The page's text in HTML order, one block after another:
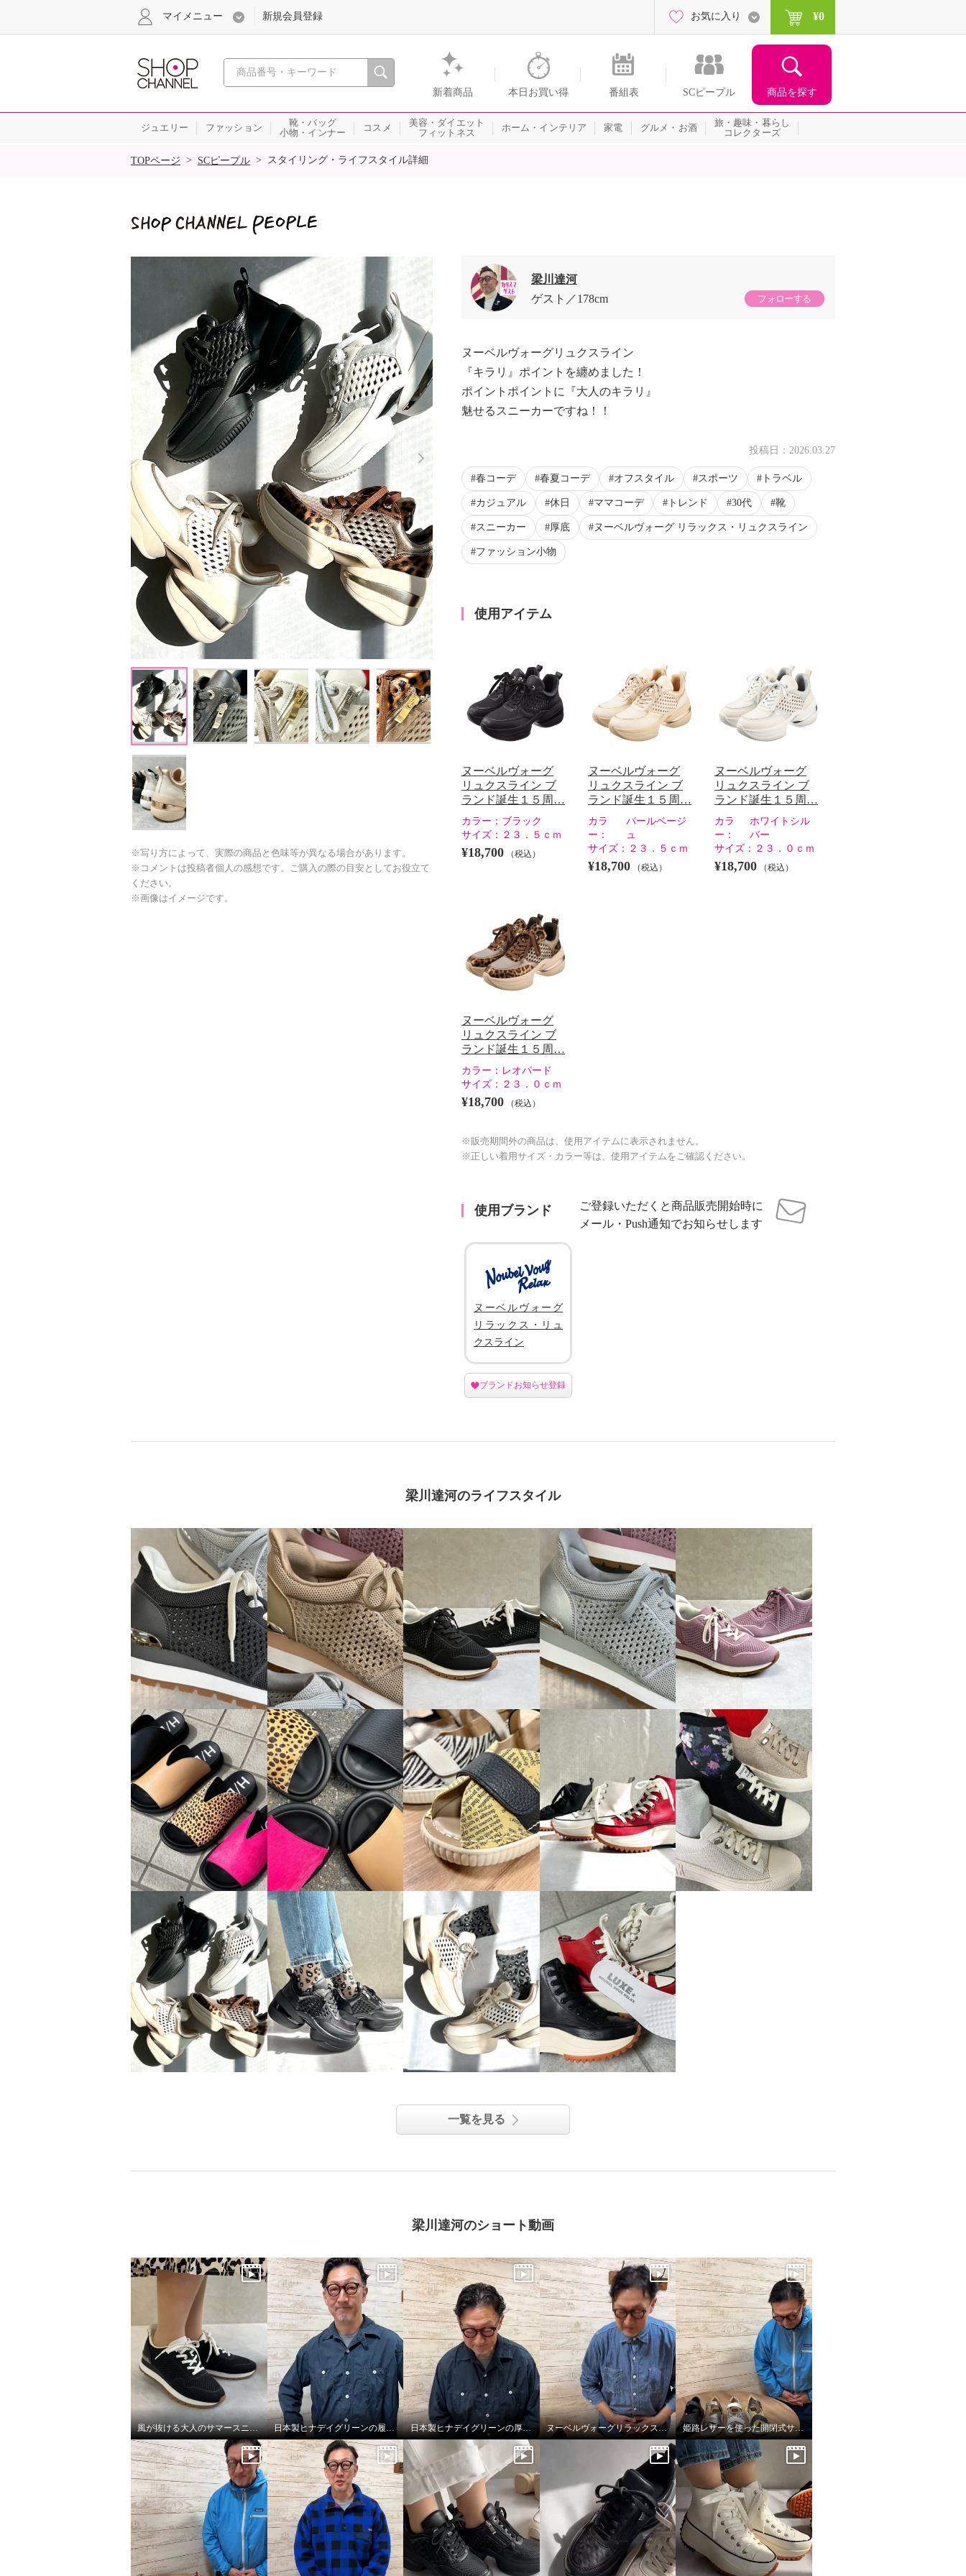
心おどる、瞬間を。通販・テレビショッピングのショップチャンネル
新着商品 本日お買い得 番組表 SCピープル 商品を探す
マイメニュー 新規会員登録 お気に入り ¥0
ジュエリー ファッション
靴・バッグ
小物・インナー
コスメ
美容・ダイエット
フィットネス
ホーム・インテリア 家電 グルメ・お酒
旅・趣味・暮らし
コレクターズ
SALE
TOPページ > SCピープル > スタイリング・ライフスタイル詳細
Next
※写り方によって、実際の商品と色味等が異なる場合があります。
※コメントは投稿者個人の感想です。ご購入の際の目安としてお役立て
ください。
※画像はイメージです。
梁川達河
ゲスト
178cm フォローする
ヌーベルヴォーグリュクスライン
『キラリ』ポイントを纏めました！
ポイントポイントに『大人のキラリ』
魅せるスニーカーですね！！
投稿日： 2026.03.27
春コーデ 春夏コーデ オフスタイル スポーツ トラベル
カジュアル 休日 ママコーデ トレンド 30代 靴
スニーカー 厚底 ヌーベルヴォーグ リラックス・リュクスライン
ファッション小物
使用アイテム
ヌーベルヴォーグ
リュクスライン ブ
ランド誕生１５周…
カラー： ブラック
サイズ： ２３．５ｃｍ
¥18,700 （税込）
ヌーベルヴォーグ
リュクスライン ブ
ランド誕生１５周…
カラ
ー：
パールベージ
ュ
サイズ： ２３．５ｃｍ
¥18,700 （税込）
ヌーベルヴォーグ
リュクスライン ブ
ランド誕生１５周…
カラ
ー：
ホワイトシル
バー
サイズ： ２３．０ｃｍ
¥18,700 （税込）
ヌーベルヴォーグ
リュクスライン ブ
ランド誕生１５周…
カラー： レオパード
サイズ： ２３．０ｃｍ
¥18,700 （税込）
※販売期間外の商品は、使用アイテムに表示されません。
※正しい着用サイズ・カラー等は、使用アイテムをご確認ください。
使用ブランド
ご登録いただくと商品販売開始時に
メール・Push通知でお知らせします
ヌーベルヴォーグ
リラックス・リュ
クスライン
ブランドお知らせ登録
梁川達河のライフスタイル
一覧を見る
梁川達河のショート動画
風が抜ける大人のサマースニーカー 日本製ヒナデイグリーンの履きやさが詰まったミュール 日本製ヒナデイグリーンの厚底ミュール ヌーベルヴォーグリラックスのブレードスニーカー 姫路レザーを使った開閉式サンダル